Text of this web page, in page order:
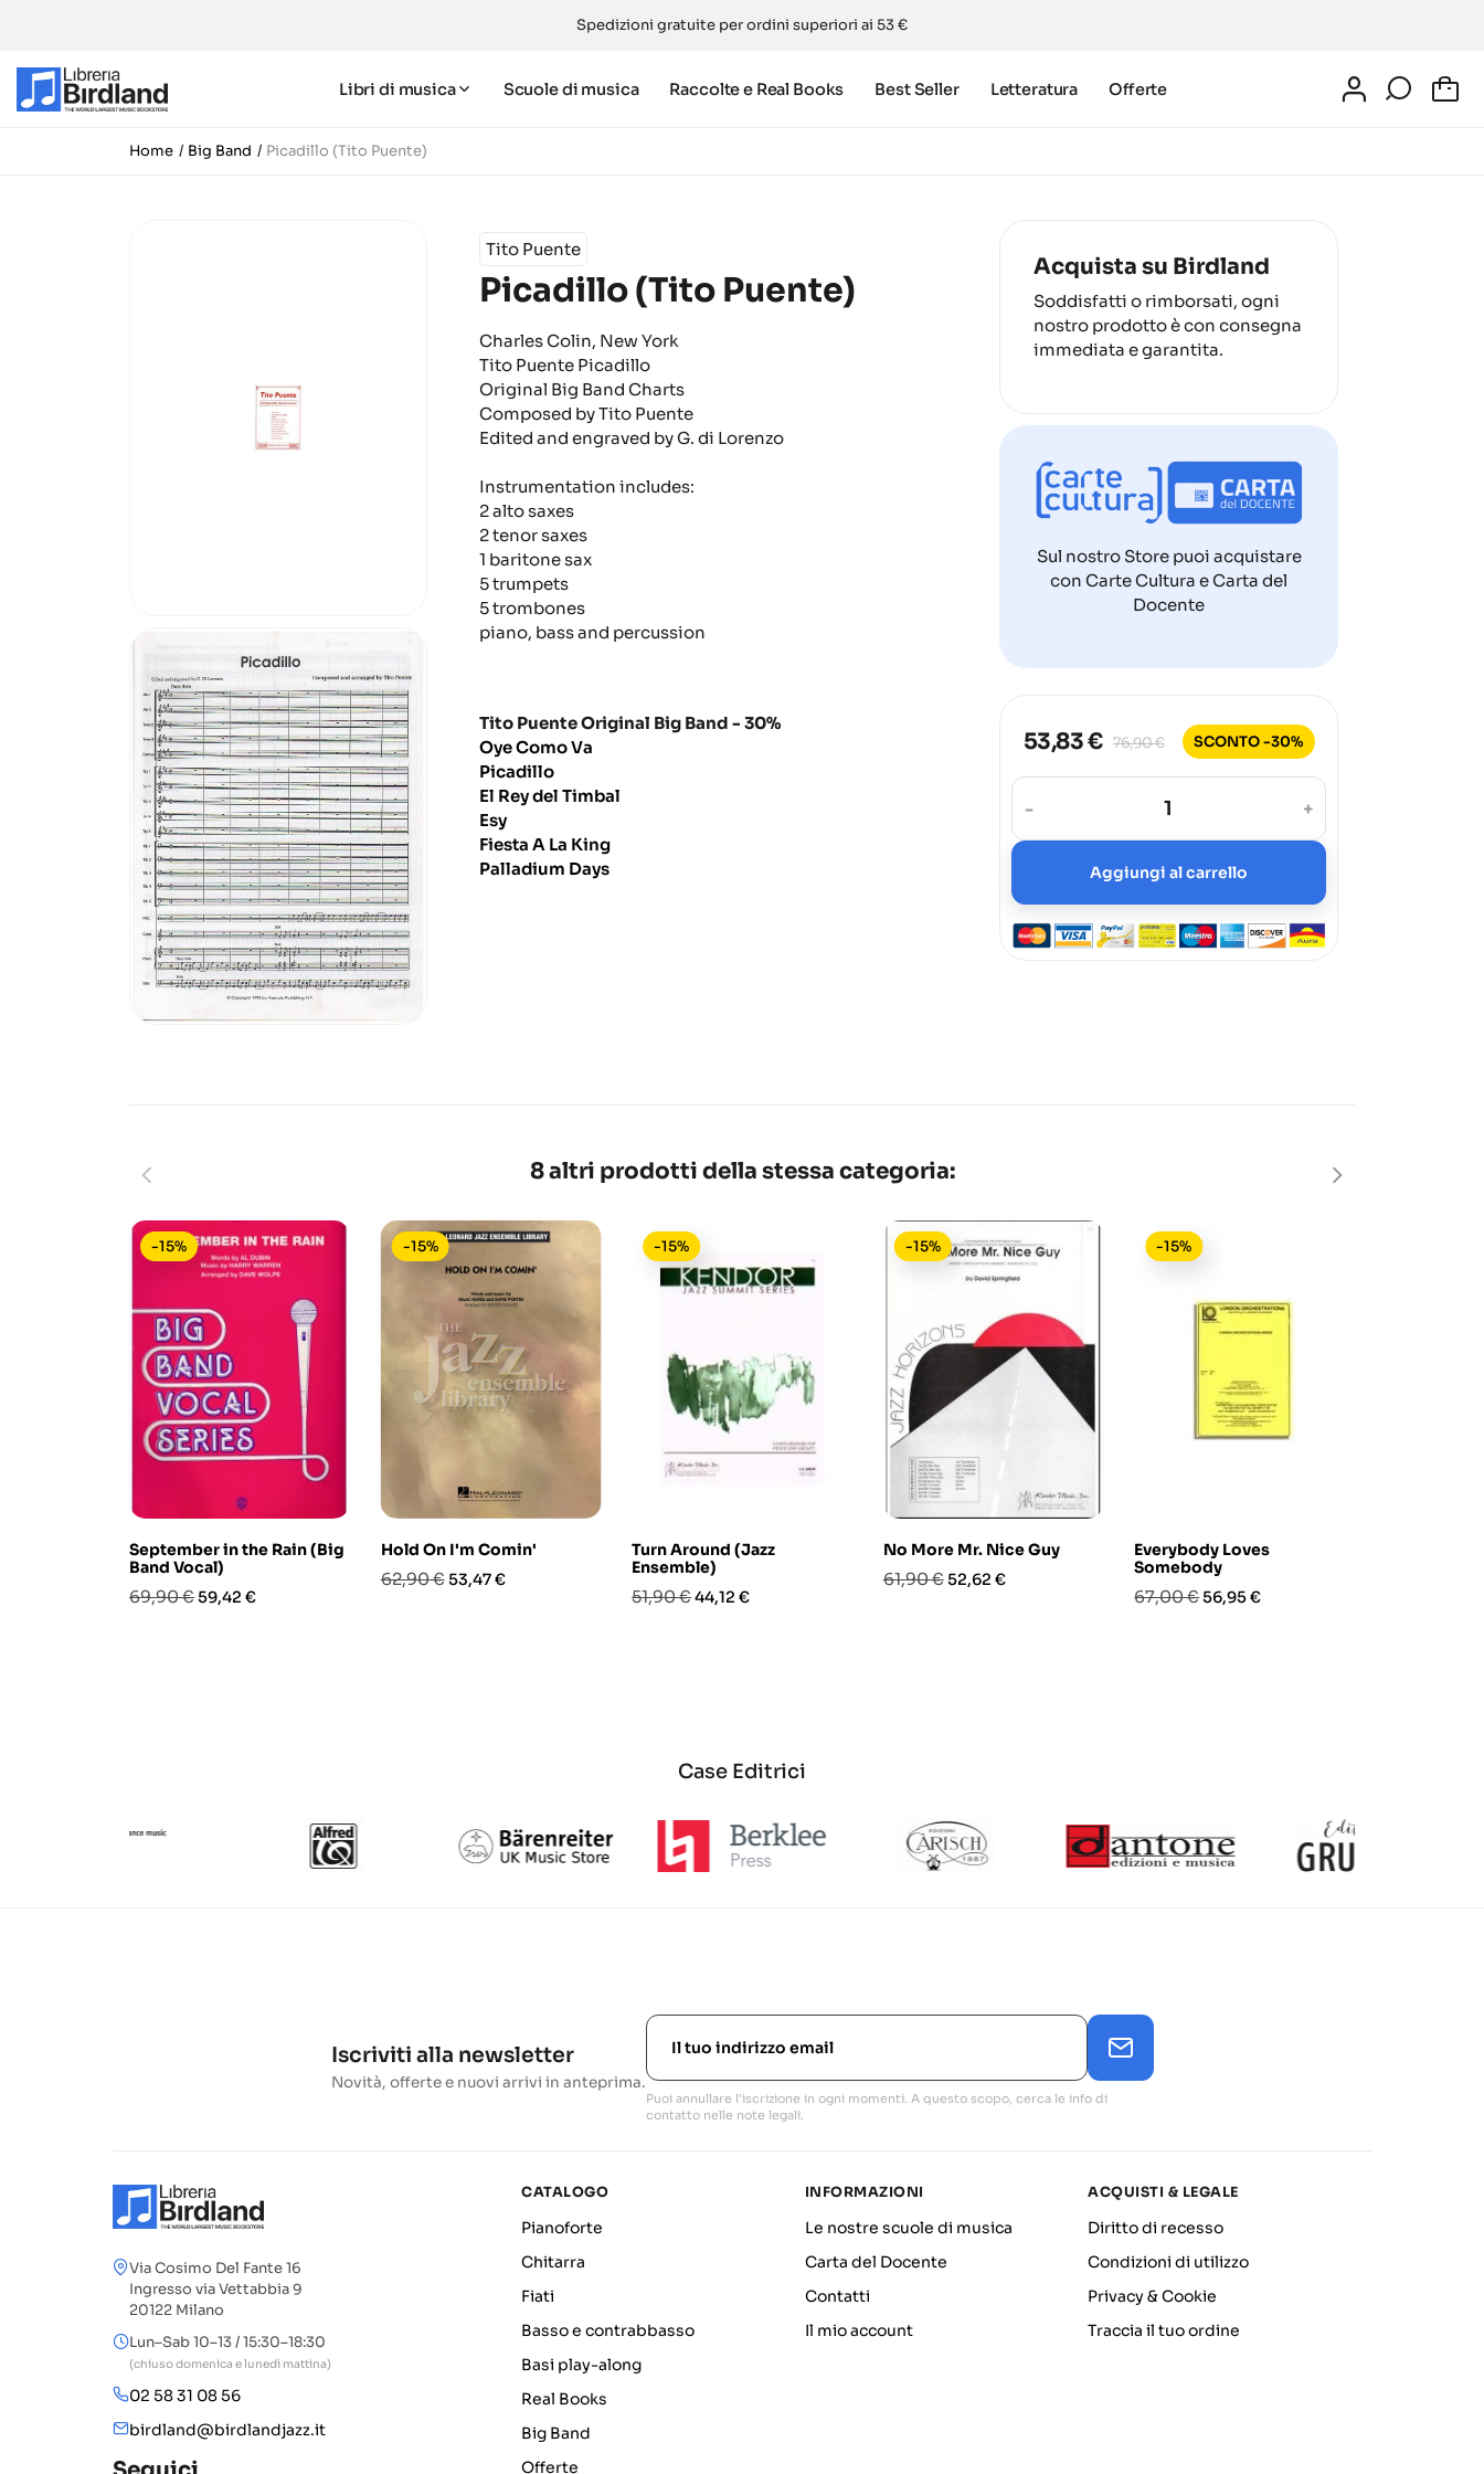
Spedizioni gratuite per ordini superiori ai 53 €
Libri di musica Scuole di musica Raccolte e Real Books Best Seller Letteratura Offerte
Home Big Band Picadillo (Tito Puente)
Tito Puente
Picadillo (Tito Puente)
Charles Colin, New York
Tito Puente Picadillo
Original Big Band Charts
Composed by Tito Puente
Edited and engraved by G. di Lorenzo
Instrumentation includes:
2 alto saxes
2 tenor saxes
1 baritone sax
5 trumpets
5 trombones
piano, bass and percussion
Tito Puente Original Big Band - 30%
Oye Como Va
Picadillo
El Rey del Timbal
Esy
Fiesta A La King
Palladium Days
Acquista su Birdland
Soddisfatti o rimborsati, ogni
nostro prodotto è con consegna
immediata e garantita.
Sul nostro Store puoi acquistare
con Carte Cultura e Carta del
Docente
53,83 € 76,90 € SCONTO -30%
- +
Aggiungi al carrello
8 altri prodotti della stessa categoria:
September in the Rain (Big
Band Vocal)
Prezzo
69,90 €Prezzo
59,42 €
-15%
Hold On I'm Comin'
Prezzo
62,90 €Prezzo
53,47 €
-15%
Turn Around (Jazz
Ensemble)
Prezzo
51,90 €Prezzo
44,12 €
-15%
No More Mr. Nice Guy
Prezzo
61,90 €Prezzo
52,62 €
-15%
Everybody Loves
Somebody
Prezzo
67,00 €Prezzo
56,95 €
-15%
Case Editrici
Iscriviti alla newsletter
Novità, offerte e nuovi arrivi in anteprima.
Puoi annullare l'iscrizione in ogni momenti. A questo scopo, cerca le info di
contatto nelle note legali.
Via Cosimo Del Fante 16
Ingresso via Vettabbia 9
20122 Milano
Lun–Sab 10–13 / 15:30–18:30
(chiuso domenica e lunedì mattina)
02 58 31 08 56
birdland@birdlandjazz.it
CATALOGO
Pianoforte
Chitarra
Fiati
Basso e contrabbasso
Basi play-along
Real Books
Big Band
Offerte
INFORMAZIONI
Le nostre scuole di musica
Carta del Docente
Contatti
Il mio account
ACQUISTI & LEGALE
Diritto di recesso
Condizioni di utilizzo
Privacy & Cookie
Traccia il tuo ordine